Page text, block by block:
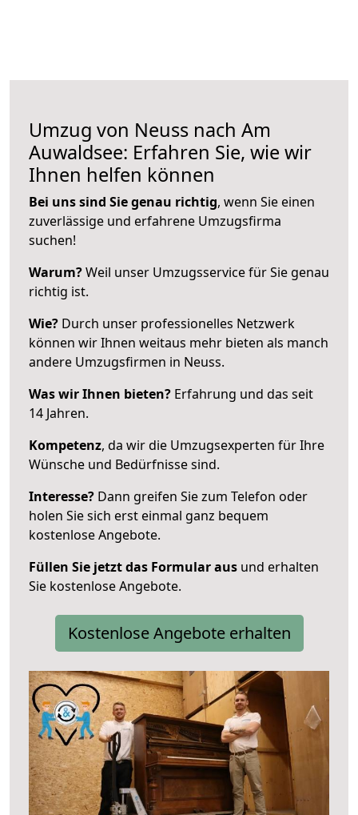
Umzug von Neuss nach Am
Auwaldsee: Erfahren Sie, wie wir
Ihnen helfen können
Bei uns sind Sie genau richtig, wenn Sie einen
zuverlässige und erfahrene Umzugsfirma
suchen!
Warum?Weil unser Umzugsservice für Sie genau
richtig ist.
Wie? Durch unser professionelles Netzwerk
können wir Ihnen weitaus mehr bieten als manch
andere Umzugsfirmen in Neuss.
Was wir Ihnen bieten? Erfahrung und das seit
14 Jahren.
Kompetenz, da wir die Umzugsexperten für Ihre
Wünsche und Bedürfnisse sind.
Interesse? Dann greifen Sie zum Telefon oder
holen Sie sich erst einmal ganz bequem
kostenlose Angebote.
Füllen Sie jetzt das Formular aus und erhalten
Sie kostenlose Angebote.
Kostenlose Angebote erhalten